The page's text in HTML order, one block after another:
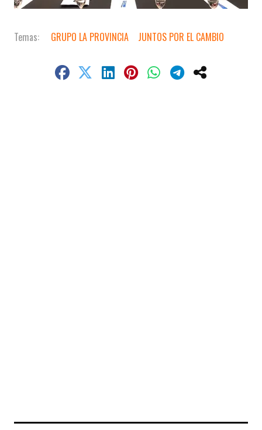
GRUPO LA PROVINCIA JUNTOS POR EL CAMBIO